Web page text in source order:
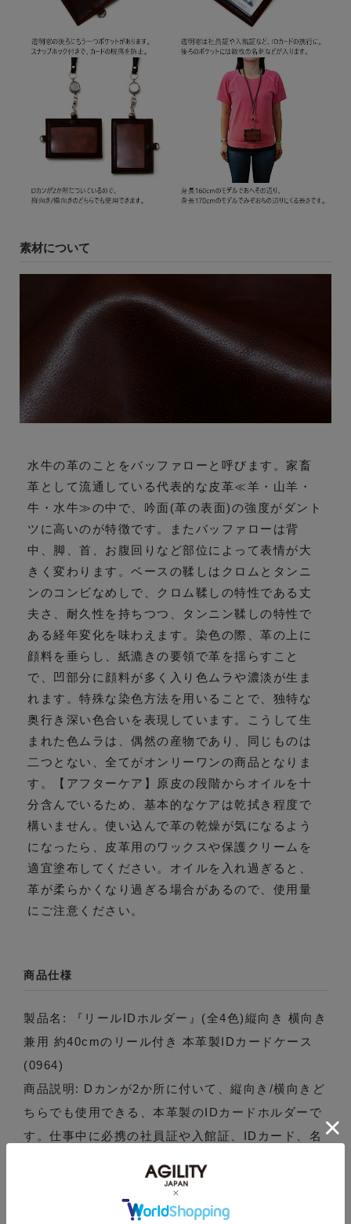
素材について
水牛の革のことをバッファローと呼びます。家畜
革として流通している代表的な皮革≪羊・山羊・
牛・水牛≫の中で、吟面(革の表面)の強度がダント
ツに高いのが特徴です。またバッファローは背
中、脚、首、お腹回りなど部位によって表情が大
きく変わります。ベースの鞣しはクロムとタンニ
ンのコンビなめしで、クロム鞣しの特性である丈
夫さ、耐久性を持ちつつ、タンニン鞣しの特性で
ある経年変化を味わえます。染色の際、革の上に
顔料を垂らし、紙漉きの要領で革を揺らすこと
で、凹部分に顔料が多く入り色ムラや濃淡が生ま
れます。特殊な染色方法を用いることで、独特な
奥行き深い色合いを表現しています。こうして生
まれた色ムラは、偶然の産物であり、同じものは
二つとない、全てがオンリーワンの商品となりま
す。【アフターケア】原皮の段階からオイルを十
分含んでいるため、基本的なケアは乾拭き程度で
構いません。使い込んで革の乾燥が気になるよう
になったら、皮革用のワックスや保護クリームを
適宜塗布してください。オイルを入れ過ぎると、
革が柔らかくなり過ぎる場合があるので、使用量
にご注意ください。
商品仕様
製品名: 『リールIDホルダー』(全4色)縦向き 横向き
兼用 約40cmのリール付き 本革製IDカードケース
(0964)
商品説明: Dカンが2か所に付いて、縦向き/横向きど
ちらでも使用できる、本革製のIDカードホルダーで
す。仕事中に必携の社員証や入館証、IDカード、名
ケットの後ろには、もう一つポケットがあり名刺な
どを入れておくことができます。ポケットはカード